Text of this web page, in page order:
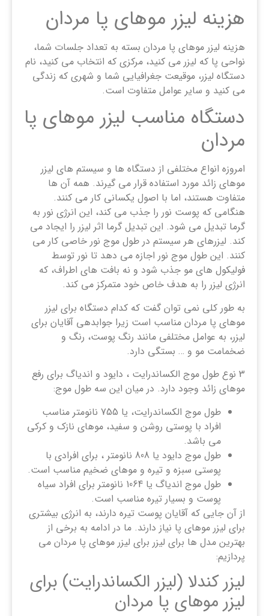
هزینه لیزر موهای پا مردان
هزینه لیزر موهای پا مردان بسته به تعداد جلسات شما،
نواحی پا که لیزر می کنید، مرکزی که انتخاب می کنید، نام
دستگاه لیزر، موقیعت جغرافیایی شما و شهری که زندگی
می کنید و سایر عوامل متفاوت است.
دستگاه مناسب لیزر موهای پا
مردان
امروزه انواع مختلفی از دستگاه ها و سیستم های لیزر
موهای زائد مورد استفاده قرار می گیرند. همه آن ها
متفاوت هستند، اما با اصول یکسانی کار می کنند.
هنگامی که پوست نور را جذب می کند، این انرژی نور به
گرما تبدیل می شود. این تبدیل گرما اثر لیزر را ایجاد می
کند. لیزرهای هر سیستم در طول موج نور خاصی کار می
کنند. این طول موج نور اجازه می دهد تا نور توسط
فولیکول های مو جذب شود و نه بافت های اطراف، که
انرژی لیزر را به هدف خاص خود متمرکز می کند.
به طور کلی نمی توان گفت که کدام دستگاه برای لیزر
موهای پا مردان مناسب است زیرا جوابدهی آقایان برای
لیزر، به عوامل مختلفی مانند رنگ پوست، رنگ و
ضخمامت مو و … بستگی دارد.
3 نوع طول موج الکساندرایت ، دایود و اندیاگ برای رفع
موهای زائد وجود دارد. در میان این سه طول موج:
طول موج الکساندرایت، یا 755 نانومتر مناسب
افراد با پوستی روشن و سفید، موهای نازک و کرکی
می باشد.
طول موج دایود یا 808 نانومتر ، برای افرادی با
پوستی سبزه و تیره و موهای ضخیم مناسب است.
طول موج اندیاگ یا 1064 نانومتر برای افراد سیاه
پوست و بسیار تیره مناسب است.
از آن جایی که آقایان پوست تیره دارند، به انرژی بیشتری
برای لیزر موهای پا نیاز دارند. ما در ادامه به برخی از
بهترین مدل ها برای لیزر برای لیزر موهای پا مردان می
پردازیم:
لیزر کندلا (لیزر الکساندرایت) برای
لیزر موهای پا مردان